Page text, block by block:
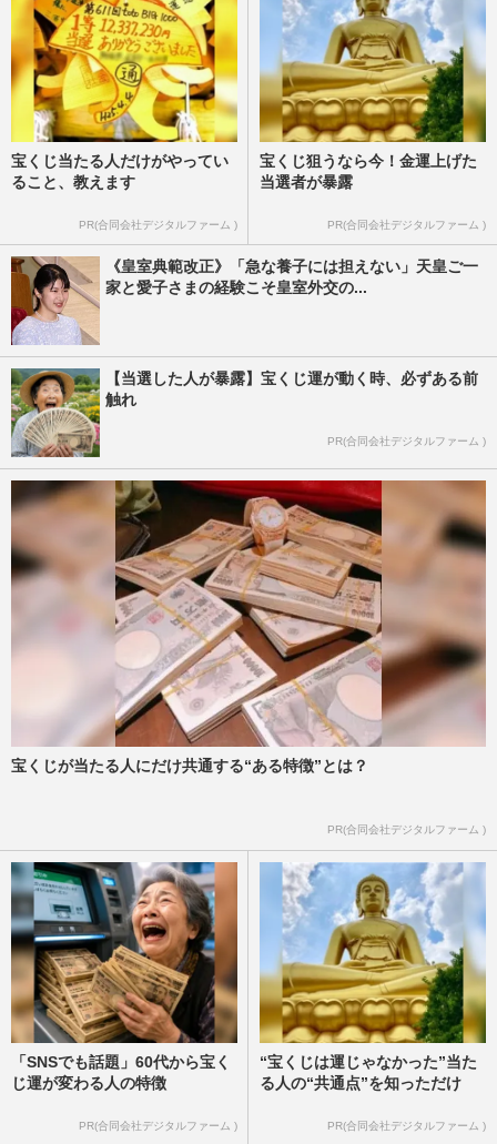
宝くじ当たる人だけがやってい
ること、教えます
PR(合同会社デジタルファーム )
宝くじ狙うなら今！金運上げた
当選者が暴露
PR(合同会社デジタルファーム )
《皇室典範改正》「急な養子には担えない」天皇ご一
家と愛子さまの経験こそ皇室外交の...
【当選した人が暴露】宝くじ運が動く時、必ずある前
触れ
PR(合同会社デジタルファーム )
宝くじが当たる人にだけ共通する“ある特徴”とは？
PR(合同会社デジタルファーム )
「SNSでも話題」60代から宝く
じ運が変わる人の特徴
PR(合同会社デジタルファーム )
“宝くじは運じゃなかった”当た
る人の“共通点”を知っただけ
PR(合同会社デジタルファーム )